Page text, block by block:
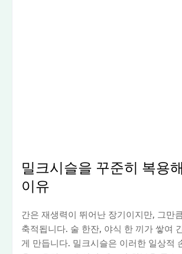
밀크시슬을 꾸준히 복용
이유
간은 재생력이 뛰어난 장기이지만, 그만
축적됩니다. 술 한잔, 야식 한 끼가 쌓여
게 만듭니다. 밀크시슬은 이러한 일상적